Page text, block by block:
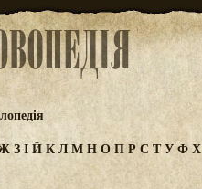
ЗІЙКЛМНОПРС ТУФХ